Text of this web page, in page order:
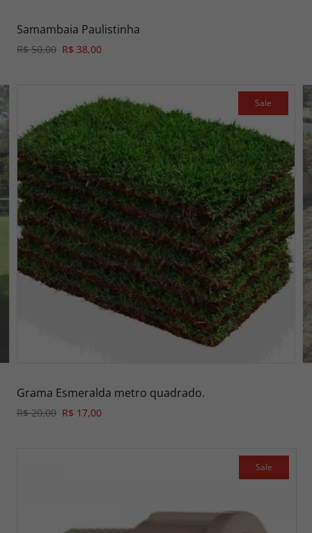
Samambaia Paulistinha
R$ 50,00 R$ 38,00
Sale
Grama Esmeralda metro quadrado.
R$ 20,00 R$ 17,00
Sale